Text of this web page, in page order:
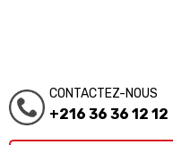
CONTACTEZ-NOUS
+216 36 36 12 12